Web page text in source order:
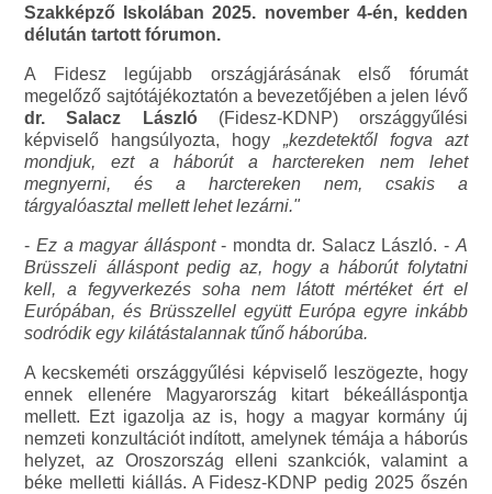
Szakképző Iskolában 2025. november 4-én, kedden
délután tartott fórumon.
A Fidesz legújabb országjárásának első fórumát
megelőző sajtótájékoztatón a bevezetőjében a jelen lévő
dr. Salacz László(Fidesz-KDNP) országgyűlési
képviselő hangsúlyozta, hogy „kezdetektől fogva azt
mondjuk, ezt a háborút a harctereken nem lehet
megnyerni, és a harctereken nem, csakis a
tárgyalóasztal mellett lehet lezárni."
- Ez a magyar álláspont- mondta dr. Salacz László. -A
Brüsszeli álláspont pedig az, hogy a háborút folytatni
kell, a fegyverkezés soha nem látott mértéket ért el
Európában, és Brüsszellel együtt Európa egyre inkább
sodródik egy kilátástalannak tűnő háborúba.
A kecskeméti országgyűlési képviselő leszögezte, hogy
ennek ellenére Magyarország kitart békeálláspontja
mellett. Ezt igazolja az is, hogy a magyar kormány új
nemzeti konzultációt indított, amelynek témája a háborús
helyzet, az Oroszország elleni szankciók, valamint a
béke melletti kiállás. A Fidesz-KDNP pedig 2025 őszén